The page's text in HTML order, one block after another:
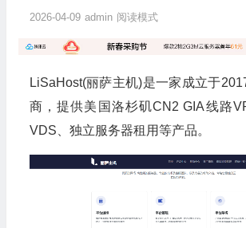
2026-04-09 admin 阅读模式
LiSaHost(丽萨主机)是一家成立于
商，提供美国洛杉矶CN2 GIA线路
VDS、独立服务器租用等产品。